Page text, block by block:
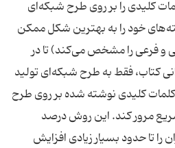
کلیدی را بر روی طرح شبکه‌ای
خود را به بهترین شکل ممکن
و فرعی را مشخص می‌کند) تا در
کتاب، فقط به طرح شبکه‌ای تولید
کلیدی نوشته شده بر روی طرح
مرور کند. این روش درصد
تا حدود بسیار زیادی افزایش